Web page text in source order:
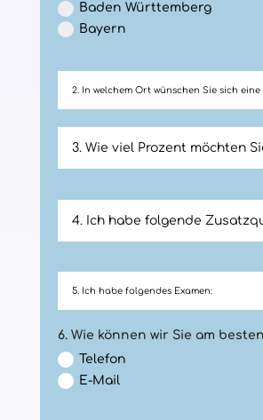
Baden Württemberg
Bayern
6. Wie können wir Sie am
Telefon
E-Mail